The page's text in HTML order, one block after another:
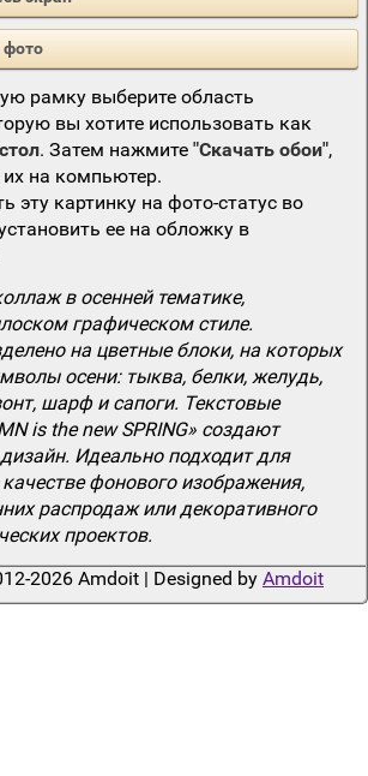
фото
рамку выберите область
вы хотите использовать как
. Затем нажмите "Скачать обои",
на компьютер.
эту картинку на фото-статус во
ее на обложку в
в осенней тематике,
графическом стиле.
на цветные блоки, на которых
осени: тыква, белки, желудь,
шарф и сапоги. Текстовые
is the new SPRING» создают
Идеально подходит для
фонового изображения,
распродаж или декоративного
проектов.
2026 Amdoit | Designed by Amdoit